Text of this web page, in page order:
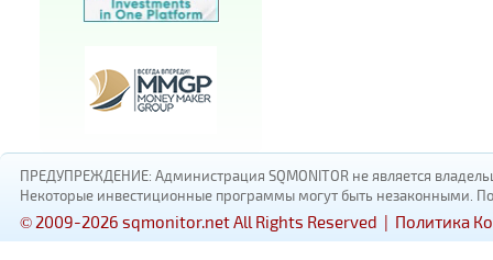
ПРЕДУПРЕЖДЕНИЕ: Администрация SQMONITOR не является
Некоторые инвестиционные программы могут быть незаконными.
© 2009-2026 sqmonitor.net All Rights Reserved | Политика